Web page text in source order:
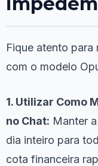
Fique atento para
com o modelo
1. Utilizar Como
no Chat: Manter
dia inteiro para
cota financeira